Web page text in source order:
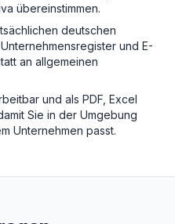
übereinstimmen.
deutschen
und E-
an allgemeinen
und als PDF, Excel
Sie in der Umgebung
Unternehmen passt.